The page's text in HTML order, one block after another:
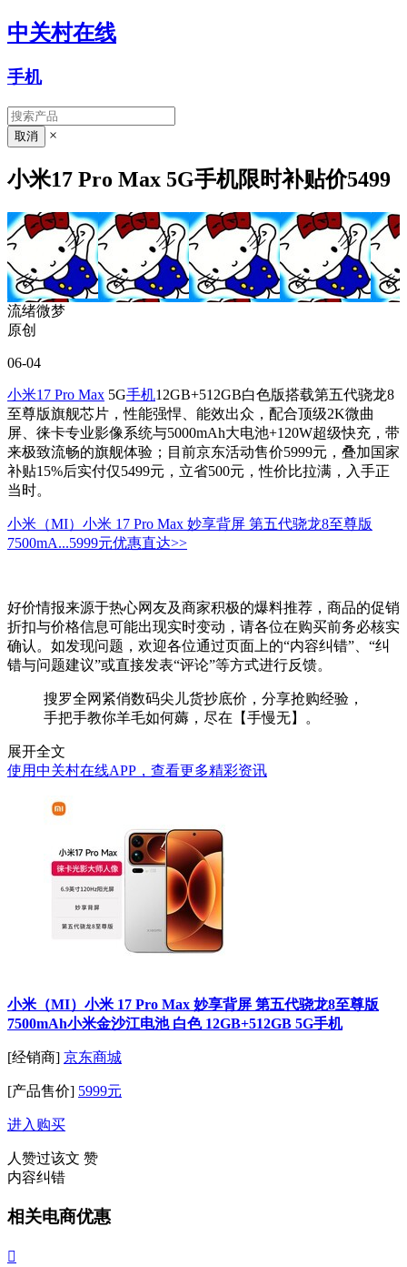
中关村在线
手机
×
小米17 Pro Max 5G手机限时补贴价5499
流绪微梦
原创
06-04
小米17 Pro Max 5G手机12GB+512GB白色版搭载第五代骁龙8
至尊版旗舰芯片，性能强悍、能效出众，配合顶级2K微曲
屏、徕卡专业影像系统与5000mAh大电池+120W超级快充，带
来极致流畅的旗舰体验；目前京东活动售价5999元，叠加国家
补贴15%后实付仅5499元，立省500元，性价比拉满，入手正
当时。
小米（MI）小米 17 Pro Max 妙享背屏 第五代骁龙8至尊版
7500mA...5999元优惠直达>>
好价情报来源于热心网友及商家积极的爆料推荐，商品的促销
折扣与价格信息可能出现实时变动，请各位在购买前务必核实
确认。如发现问题，欢迎各位通过页面上的“内容纠错”、“纠
错与问题建议”或直接发表“评论”等方式进行反馈。
搜罗全网紧俏数码尖儿货抄底价，分享抢购经验，
手把手教你羊毛如何薅，尽在【手慢无】。
展开全文
使用中关村在线APP，查看更多精彩资讯
小米（MI）小米 17 Pro Max 妙享背屏 第五代骁龙8至尊版
7500mAh小米金沙江电池 白色 12GB+512GB 5G手机
[经销商] 京东商城
[产品售价] 5999元
进入购买
人赞过该文 赞
内容纠错
相关电商优惠
